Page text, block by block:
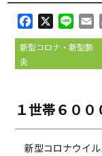
a
c
e
o
k
i
n
e
i
新型コロナ・新型肺
炎
１世帯６０
新型コロナウイ